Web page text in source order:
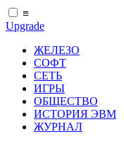
≡
Upgrade
ЖЕЛЕЗО
СОФТ
СЕТЬ
ИГРЫ
ОБЩЕСТВО
ИСТОРИЯ ЭВМ
ЖУРНАЛ